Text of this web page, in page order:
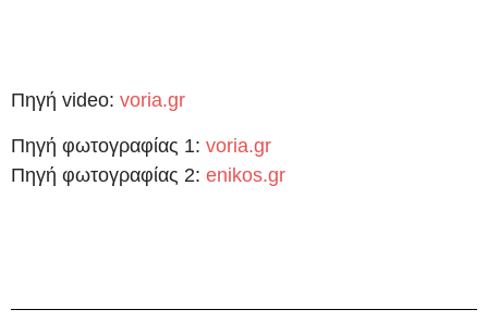
Πηγή video: voria.gr
Πηγή φωτογραφίας 1: voria.gr
Πηγή φωτογραφίας 2: enikos.gr